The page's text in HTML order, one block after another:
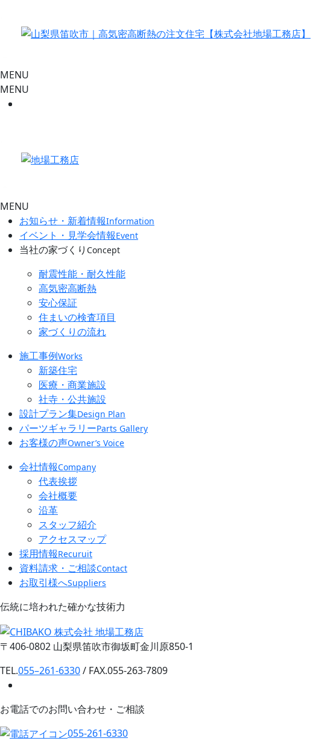
MENU
MENU
MENU
お知らせ・新着情報Information
イベント・見学会情報Event
当社の家づくり Concept
耐震性能・耐久性能
高気密高断熱
安心保証
住まいの検査項目
家づくりの流れ
施工事例Works
新築住宅
医療・商業施設
社寺・公共施設
設計プラン集Design Plan
パーツギャラリーParts Gallery
お客様の声Owner’s Voice
会社情報Company
代表挨拶
会社概要
沿革
スタッフ紹介
アクセスマップ
採用情報Recuruit
資料請求・ご相談Contact
お取引様へSuppliers
伝統に培われた確かな技術力
〒406-0802 山梨県笛吹市御坂町金川原850-1
TEL.055–261-6330/ FAX.055-263-7809
お電話でのお問い合わせ・ご相談
055-261-6330